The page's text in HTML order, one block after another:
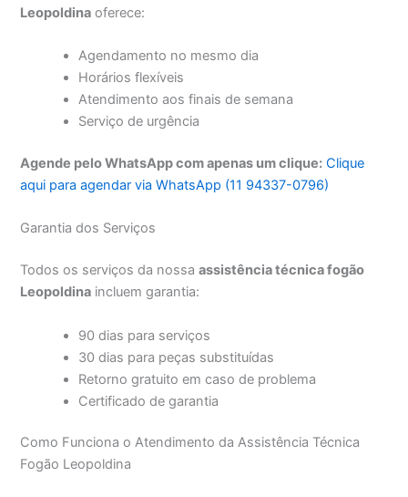
Leopoldina oferece:
Agendamento no mesmo dia
Horários flexíveis
Atendimento aos finais de semana
Serviço de urgência
Agende pelo WhatsApp com apenas um clique: Clique
aqui para agendar via WhatsApp (11 94337-0796)
Garantia dos Serviços
Todos os serviços da nossaassistência técnica fogão
Leopoldina incluem garantia:
90 dias para serviços
30 dias para peças substituídas
Retorno gratuito em caso de problema
Certificado de garantia
Como Funciona o Atendimento da Assistência Técnica
Fogão Leopoldina